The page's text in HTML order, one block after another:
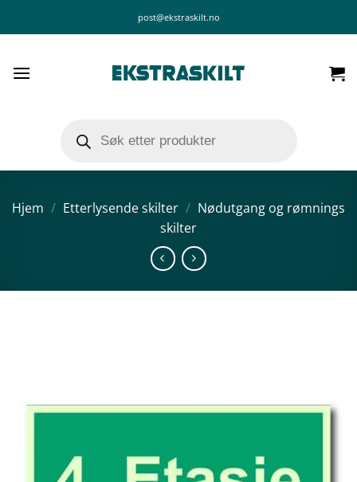
post@ekstraskilt.no
search
Hjem / Etterlysende skilter / Nødutgang og rømnings
skilter